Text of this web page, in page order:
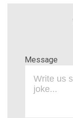
Message